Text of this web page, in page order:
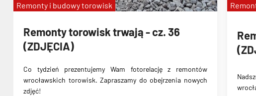
Remonty torowisk trwają - cz. 36
(ZDJĘCIA)
Co tydzień prezentujemy Wam fotorelację z remontów
wrocławskich torowisk. Zapraszamy do obejrzenia nowych
zdjęć!
Remonty i budowy torowisk